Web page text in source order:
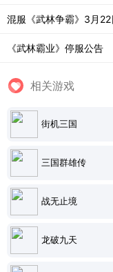
混服《武林争霸》3月
《武林霸业》停服公告
相关游戏
街机三国
三国群雄传
战无止境
龙破九天